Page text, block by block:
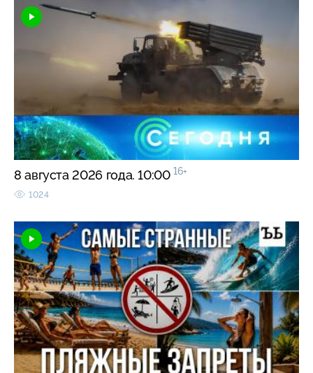
8 августа 2026 года. 10:00 16+
1024